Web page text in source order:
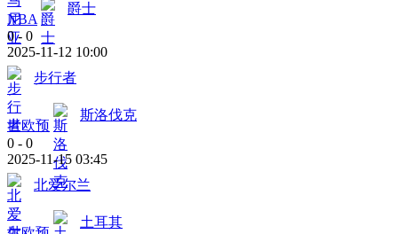
NBA
爵士
0 - 0
2025-11-12 10:00
步行者
世欧预
斯洛伐克
0 - 0
2025-11-15 03:45
北爱尔兰
土耳其